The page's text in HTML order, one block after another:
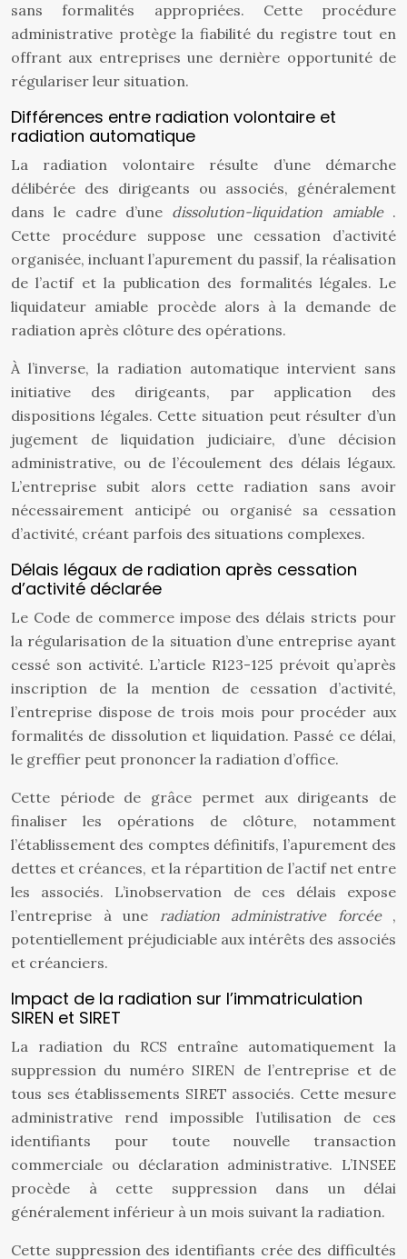
sans formalités appropriées. Cette procédure
administrative protège la fiabilité du registre tout en
offrant aux entreprises une dernière opportunité de
régulariser leur situation.
Différences entre radiation volontaire et
radiation automatique
La radiation volontaire résulte d’une démarche
délibérée des dirigeants ou associés, généralement
dans le cadre d’une dissolution-liquidation amiable .
Cette procédure suppose une cessation d’activité
organisée, incluant l’apurement du passif, la réalisation
de l’actif et la publication des formalités légales. Le
liquidateur amiable procède alors à la demande de
radiation après clôture des opérations.
À l’inverse, la radiation automatique intervient sans
initiative des dirigeants, par application des
dispositions légales. Cette situation peut résulter d’un
jugement de liquidation judiciaire, d’une décision
administrative, ou de l’écoulement des délais légaux.
L’entreprise subit alors cette radiation sans avoir
nécessairement anticipé ou organisé sa cessation
d’activité, créant parfois des situations complexes.
Délais légaux de radiation après cessation
d’activité déclarée
Le Code de commerce impose des délais stricts pour
la régularisation de la situation d’une entreprise ayant
cessé son activité. L’article R123-125 prévoit qu’après
inscription de la mention de cessation d’activité,
l’entreprise dispose de trois mois pour procéder aux
formalités de dissolution et liquidation. Passé ce délai,
le greffier peut prononcer la radiation d’office.
Cette période de grâce permet aux dirigeants de
finaliser les opérations de clôture, notamment
l’établissement des comptes définitifs, l’apurement des
dettes et créances, et la répartition de l’actif net entre
les associés. L’inobservation de ces délais expose
l’entreprise à une radiation administrative forcée ,
potentiellement préjudiciable aux intérêts des associés
et créanciers.
Impact de la radiation sur l’immatriculation
SIREN et SIRET
La radiation du RCS entraîne automatiquement la
suppression du numéro SIREN de l’entreprise et de
tous ses établissements SIRET associés. Cette mesure
administrative rend impossible l’utilisation de ces
identifiants pour toute nouvelle transaction
commerciale ou déclaration administrative. L’INSEE
procède à cette suppression dans un délai
généralement inférieur à un mois suivant la radiation.
Cette suppression des identifiants crée des difficultés